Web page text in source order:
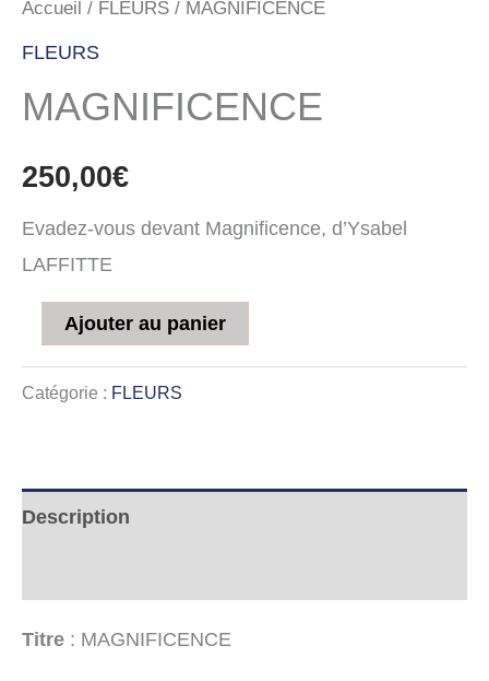
Accueil / FLEURS / MAGNIFICENCE
FLEURS
MAGNIFICENCE
250,00€
Evadez-vous devant Magnificence, d’Ysabel
LAFFITTE
Ajouter au panier
Catégorie : FLEURS
Description
Titre : MAGNIFICENCE